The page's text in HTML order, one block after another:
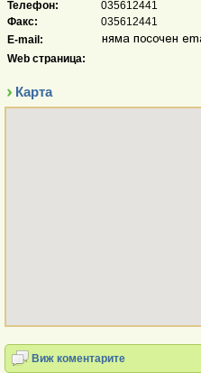
Телефон:
035612441
Факс:
035612441
E-mail:
Web страница:
Карта
Виж коментарите